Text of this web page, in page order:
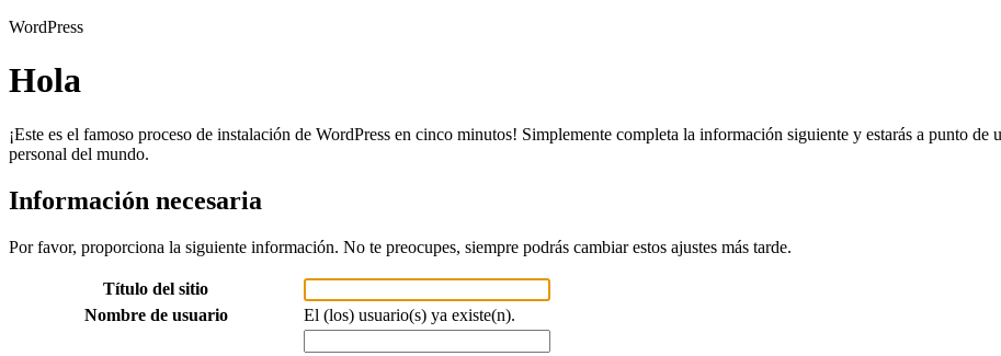
WordPress
Hola
¡Este es el famoso proceso de instalación de WordPress en cinco minutos! Simplemente completa la información siguiente y estarás a punto
personal del mundo.
Información necesaria
Por favor, proporciona la siguiente información. No te preocupes, siempre podrás cambiar estos ajustes más tarde.
Título del sitio
Nombre de usuario
El (los) usuario(s) ya existe(n).